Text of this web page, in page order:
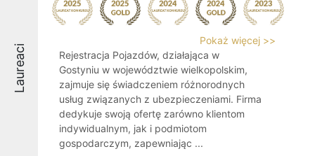
Laureaci
Pokaż więcej >>
Rejestracja Pojazdów, działająca w
Gostyniu w województwie wielkopolskim,
zajmuje się świadczeniem różnorodnych
usług związanych z ubezpieczeniami. Firma
dedykuje swoją ofertę zarówno klientom
indywidualnym, jak i podmiotom
gospodarczym, zapewniając ...